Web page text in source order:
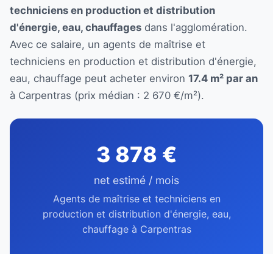
techniciens en production et distribution
d'énergie, eau, chauffages dans l'agglomération.
Avec ce salaire, un agents de maîtrise et
techniciens en production et distribution d'énergie,
eau, chauffage peut acheter environ 17.4 m² par an
à Carpentras (prix médian : 2 670 €/m²).
3 878 €
net estimé / mois
Agents de maîtrise et techniciens en
production et distribution d'énergie, eau,
chauffage à Carpentras